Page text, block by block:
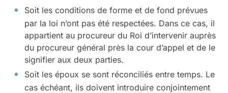
Soit les conditions de forme et de fond prévues
par la loi n’ont pas été respectées. Dans ce cas, il
appartient au procureur du Roi d’intervenir auprès
du procureur général près la cour d’appel et de le
signifier aux deux parties.
Soit les époux se sont réconciliés entre temps. Le
cas échéant, ils doivent introduire conjointement